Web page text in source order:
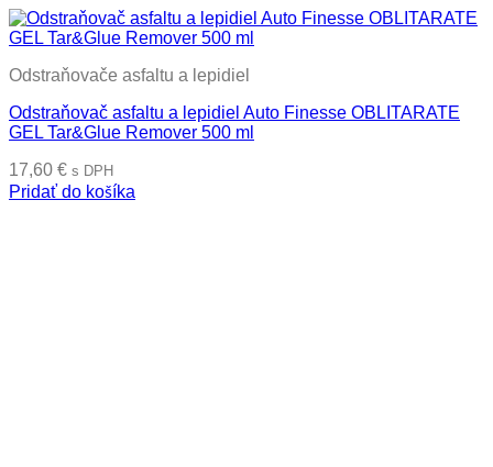
Odstraňovače asfaltu a lepidiel
Odstraňovač asfaltu a lepidiel Auto Finesse OBLITARATE
GEL Tar&Glue Remover 500 ml
17,60 € s DPH
Pridať do košíka